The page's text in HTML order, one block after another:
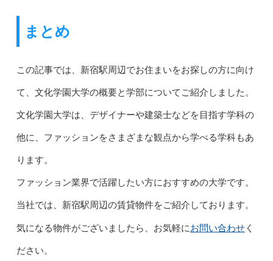
まとめ
この記事では、新宿駅周辺でお住まいをお探しの方に向け
て、文化学園大学の概要と学部についてご紹介しました。
文化学園大学は、デザイナーや建築士などを目指す学科の
他に、ファッションをさまざまな観点から学べる学科もあ
ります。
ファッション業界で活躍したい方におすすめの大学です。
当社では、新宿駅周辺の賃貸物件をご紹介しております。
気になる物件がございましたら、お気軽にお問い合わせく
ださい。